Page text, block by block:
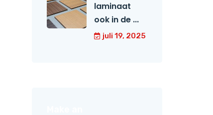
laminaat
ook in de ...
juli 19, 2025